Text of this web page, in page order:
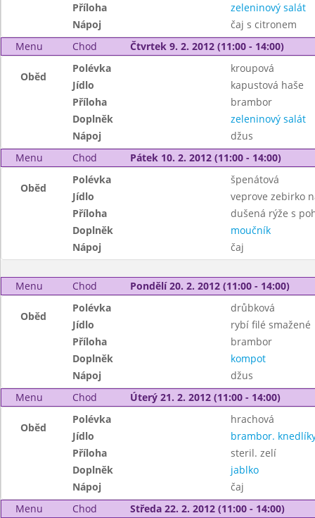
Příloha
zeleninový salát
Nápoj
čaj s citronem
Menu
Chod Čtvrtek 9. 2. 2012 (11:00 - 14:00)
Oběd
Polévka
kroupová
Jídlo
kapustová haše
Příloha
brambor
Doplněk
zeleninový salát
Nápoj
džus
Menu
Chod Pátek 10. 2. 2012 (11:00 - 14:00)
Oběd
Polévka
špenátová
Jídlo
veprove zebirko
Příloha
dušená rýže s
Doplněk
moučník
Nápoj
čaj
Menu Chod Pondělí 20. 2. 2012 (11:00 - 14:00)
Oběd
Polévka
drůbková
Jídlo
rybí filé smažené
Příloha
brambor
Doplněk
kompot
Nápoj
džus
Menu
Chod Úterý 21. 2. 2012 (11:00 - 14:00)
Oběd
Polévka
hrachová
Jídlo
brambor.
Příloha
steril. zelí
Doplněk
jablko
Nápoj
čaj
Menu
Chod Středa 22. 2. 2012 (11:00 - 14:00)